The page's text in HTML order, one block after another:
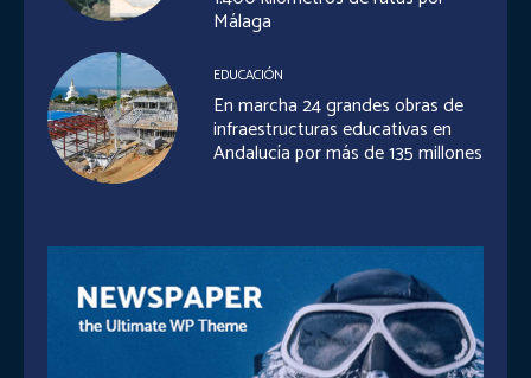
Málaga
EDUCACIÓN
En marcha 24 grandes obras de
infraestructuras educativas en
Andalucía por más de 135 millones